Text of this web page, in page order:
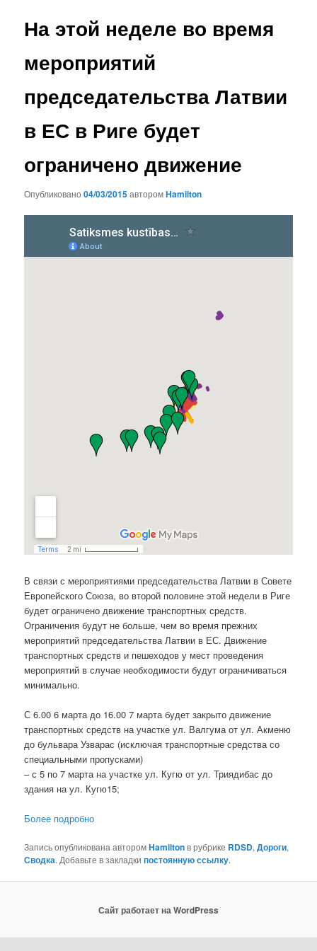
На этой неделе во время
мероприятий
председательства Латвии
в ЕС в Риге будет
ограничено движение
Опубликовано04/03/2015авторомHamilton
В связи с мероприятиями председательства Латвии в Совете
Европейского Союза, во второй половине этой недели в Риге
будет ограничено движение транспортных средств.
Ограничения будут не больше, чем во время прежних
мероприятий председательства Латвии в ЕС. Движение
транспортных средств и пешеходов у мест проведения
мероприятий в случае необходимости будут ограничиваться
минимально.
С 6.00 6 марта до 16.00 7 марта будет закрыто движение
транспортных средств на участке ул. Валгума от ул. Акменю
до бульвара Узварас (исключая транспортные средства со
специальными пропусками)
– с 5 по 7 марта на участке ул. Кугю от ул. Триядибас до
здания на ул. Кугю15;
Более подробно
Запись опубликована авторомHamiltonв рубрике RDSD,Дороги,
Сводка. Добавьте в закладкипостоянную ссылку.
Сайт работает на WordPress